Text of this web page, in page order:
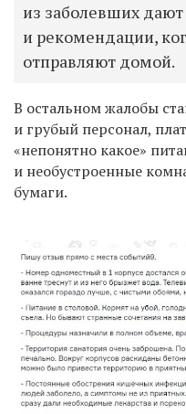
из заболевших дают
и рекомендации,
отправляют домой.
В остальном жалобы
и грубый персонал,
«непонятно какое»
и необустроенные
бумаги.